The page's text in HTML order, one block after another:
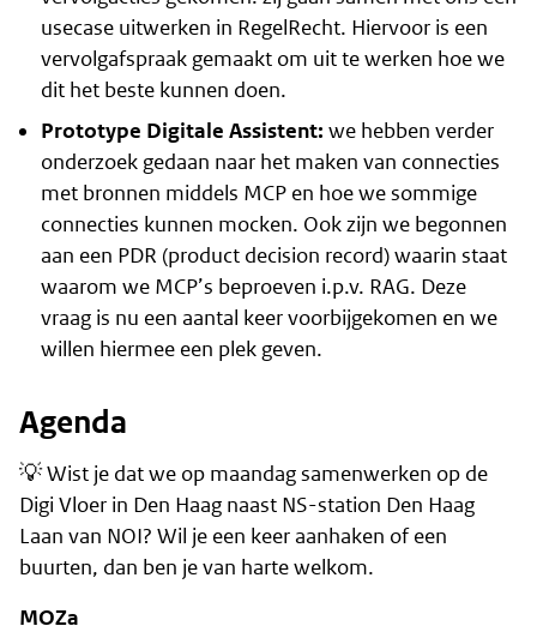
usecase uitwerken in RegelRecht. Hiervoor is een
vervolgafspraak gemaakt om uit te werken hoe we
dit het beste kunnen doen.
Prototype Digitale Assistent: we hebben verder
onderzoek gedaan naar het maken van connecties
met bronnen middels MCP en hoe we sommige
connecties kunnen mocken. Ook zijn we begonnen
aan een PDR (product decision record) waarin staat
waarom we MCP’s beproeven i.p.v. RAG. Deze
vraag is nu een aantal keer voorbijgekomen en we
willen hiermee een plek geven.
Agenda
💡 Wist je dat we op maandag samenwerken op de
Digi Vloer in Den Haag naast NS-station Den Haag
Laan van NOI? Wil je een keer aanhaken of een
buurten, dan ben je van harte welkom.
MOZa